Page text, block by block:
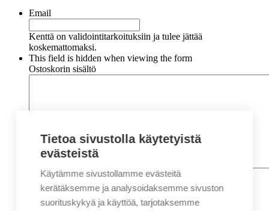
Email
Kenttä on validointitarkoituksiin ja tulee jättää
koskemattomaksi.
This field is hidden when viewing the form
Ostoskorin sisältö
Nimi*
Etunimi
Sukunimi
Tietoa sivustolla käytetyistä
evästeistä
Käytämme sivustollamme evästeitä
kerätäksemme ja analysoidaksemme sivuston
suorituskykyä ja käyttöä, tarjotaksemme